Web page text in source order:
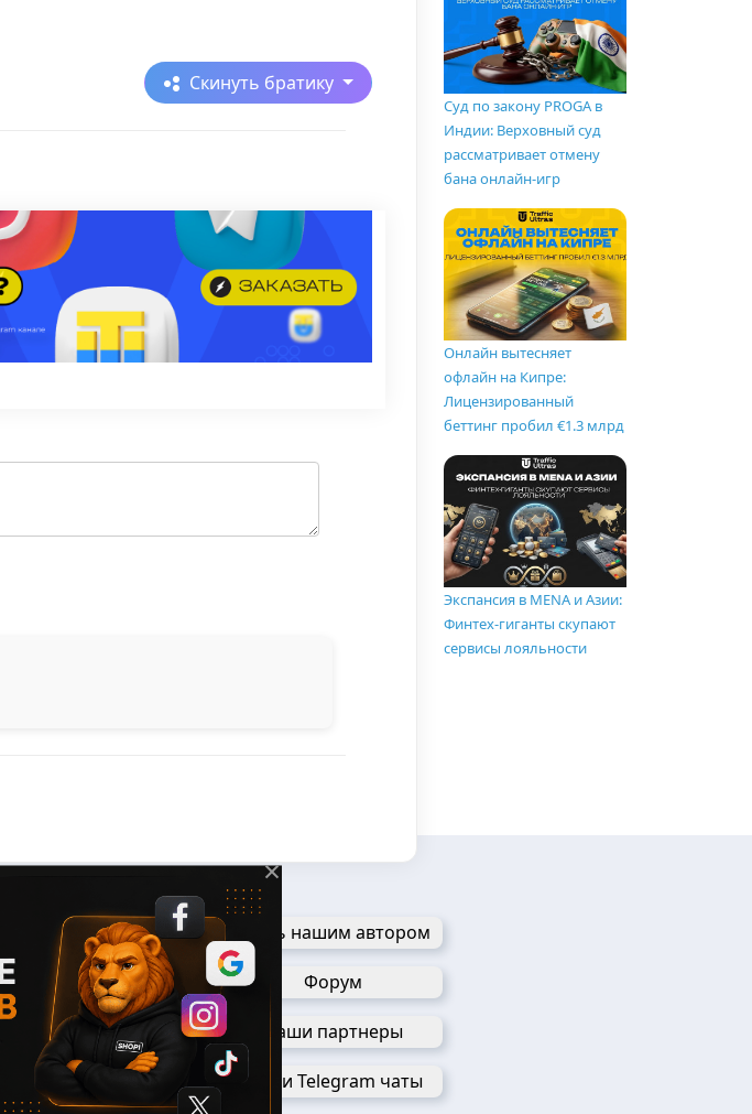
Скинуть братику
Суд по закону PROGA в
Индии: Верховный суд
рассматривает отмену
бана онлайн-игр
Онлайн вытесняет
офлайн на Кипре:
Лицензированный
беттинг пробил €1.3 млрд
Экспансия в MENA и Азии:
Финтех-гиганты скупают
сервисы лояльности
Стань нашим автором
Форум
Наши партнеры
Наши Telegram чаты
×